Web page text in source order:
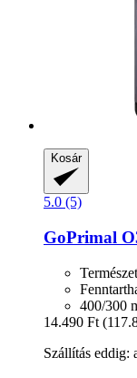
Kosár
5.0 (5)
GoPrimal
400/300
14.490 Ft
Szállítás eddig: